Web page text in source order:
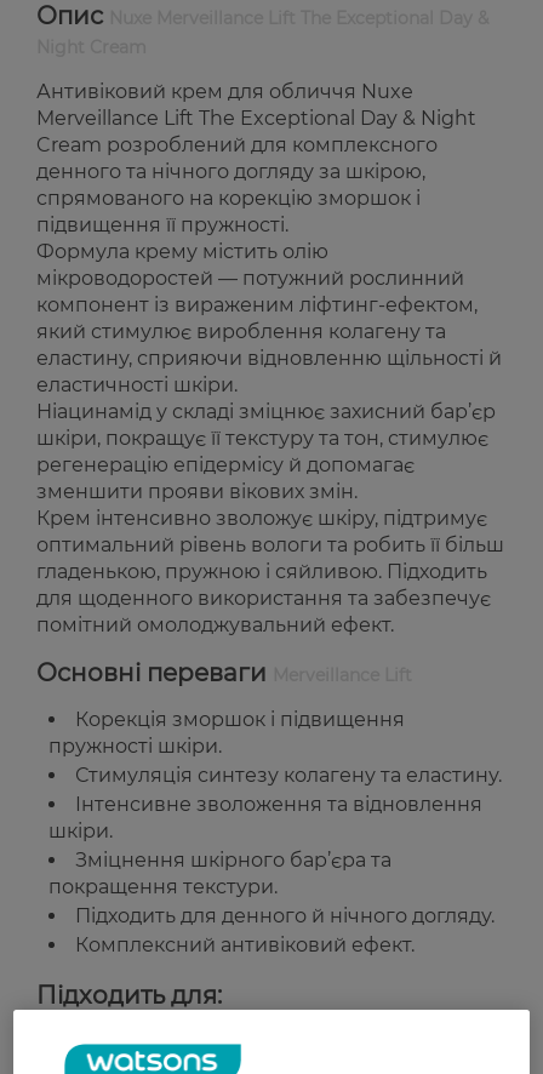
Опис
Антивіковий крем для обличчя Nuxe
Merveillance Lift The Exceptional Day & Night
Cream розроблений для комплексного
денного та нічного догляду за шкірою,
спрямованого на корекцію зморшок і
підвищення її пружності.
Формула крему містить олію
мікроводоростей — потужний рослинний
компонент із вираженим ліфтинг-ефектом,
який стимулює вироблення колагену та
еластину, сприяючи відновленню щільності й
еластичності шкіри.
Ніацинамід у складі зміцнює захисний бар’єр
шкіри, покращує її текстуру та тон, стимулює
регенерацію епідермісу й допомагає
зменшити прояви вікових змін.
Крем інтенсивно зволожує шкіру, підтримує
оптимальний рівень вологи та робить її більш
гладенькою, пружною і сяйливою. Підходить
для щоденного використання та забезпечує
помітний омолоджувальний ефект.
Основні переваги
Корекція зморшок і підвищення
пружності шкіри.
Стимуляція синтезу колагену та еластину.
Інтенсивне зволоження та відновлення
шкіри.
Зміцнення шкірного бар’єра та
покращення текстури.
Підходить для денного й нічного догляду.
Комплексний антивіковий ефект.
Підходить для:
Щоденного використання вранці та ввечері.
Шкіри з ознаками вікових змін і втрати